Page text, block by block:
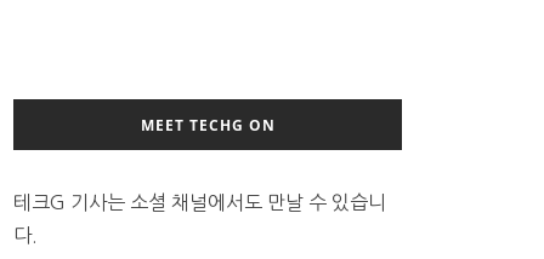
MEET TECHG ON
테크G 기사는 소셜 채널에서도 만날 수 있습니
다.